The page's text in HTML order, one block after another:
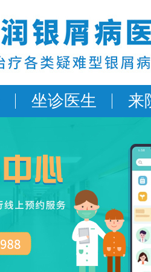
坐诊医生 来